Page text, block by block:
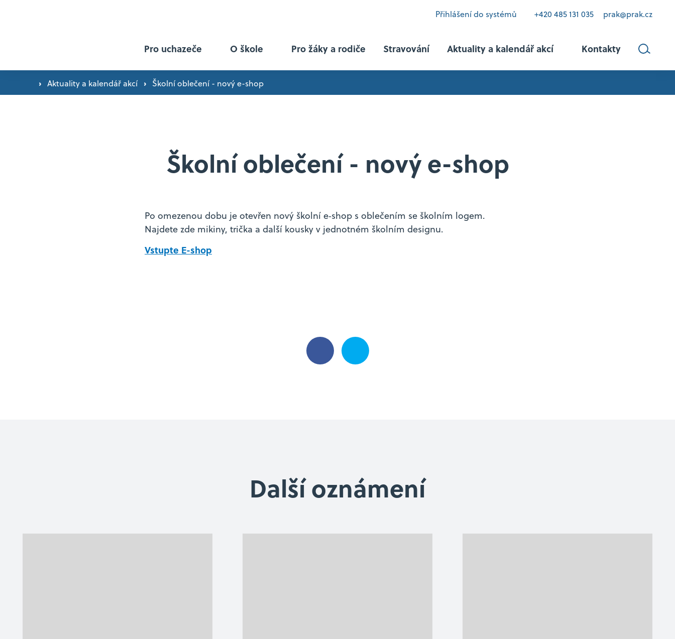
Pro uchazeče
Orientační plán exkurzí a zájezdů ›
Právní činnost se zaměřením na mezinárodní vztahy
Právní činnost se zaměřením na hospodářskou kriminalitu
O škole Pro žáky a rodiče Stravování Aktuality a kalendář akcí Kontakty
Přihlášení do systémů +420 485 131 035 prak@prak.cz
› Aktuality a kalendář akcí › Školní oblečení - nový e-shop
Školní oblečení - nový e-shop
Po omezenou dobu je otevřen nový školní e‑shop s oblečením se školním logem.
Najdete zde mikiny, trička a další kousky v jednotném školním designu.
Vstupte E-shop
Další oznámení